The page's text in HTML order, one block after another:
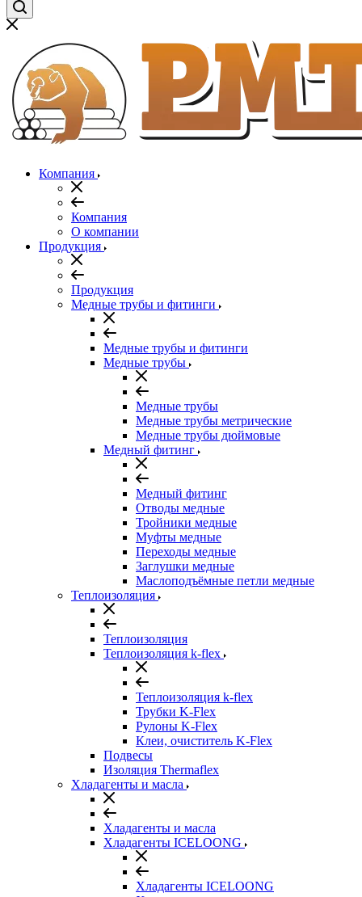
Компания
Компания
О компании
Продукция
Продукция
Медные трубы и фитинги
Медные трубы и фитинги
Медные трубы
Медные трубы
Медные трубы метрические
Медные трубы дюймовые
Медный фитинг
Медный фитинг
Отводы медные
Тройники медные
Муфты медные
Переходы медные
Заглушки медные
Маслоподъёмные петли медные
Теплоизоляция
Теплоизоляция
Теплоизоляция k-flex
Теплоизоляция k-flex
Трубки K-Flex
Рулоны K-Flex
Клеи, очиститель K-Flex
Подвесы
Изоляция Thermaflex
Хладагенты и масла
Хладагенты и масла
Хладагенты ICELOONG
Хладагенты ICELOONG